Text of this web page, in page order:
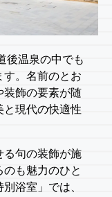
後温泉の中でも
す。名前のとお
装飾の要素が随
と現代の快適性
る句の装飾が施
も魅力のひと
浴室」では、